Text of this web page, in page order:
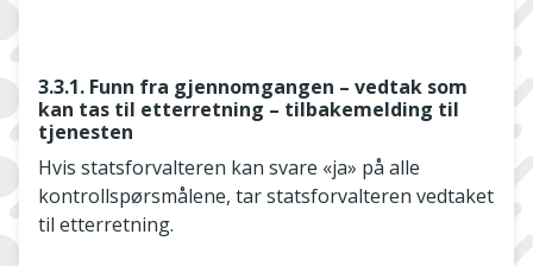
3.3.1. Funn fra gjennomgangen – vedtak som
kan tas til etterretning – tilbakemelding til
tjenesten
Hvis statsforvalteren kan svare «ja» på alle
kontrollspørsmålene, tar statsforvalteren vedtaket
til etterretning.